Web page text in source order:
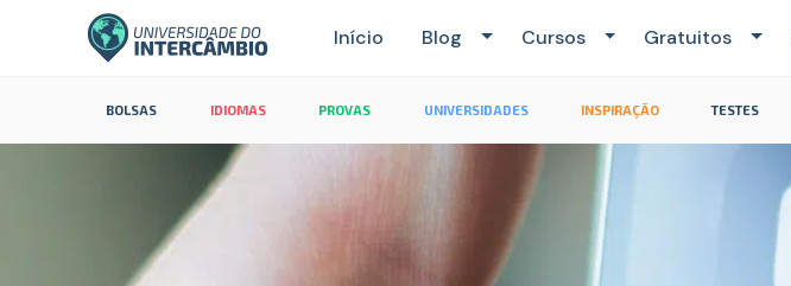
Início Blog Cursos Gratuitos
BOLSAS IDIOMAS PROVAS UNIVERSIDADES INSPIRAÇÃO TESTES